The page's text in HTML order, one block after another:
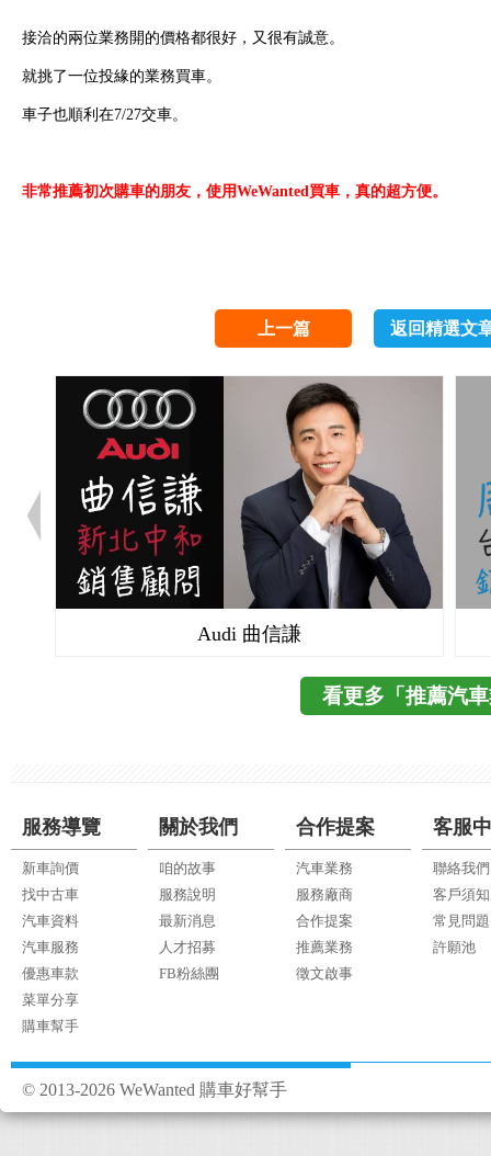
接洽的兩位業務開的價格都很好， 又很有誠意。
就挑了一位投緣的業務買車。
車子也順利在7/27交車。
非常推薦初次購車的朋友，使用WeWanted買車，真的超方便。
上一篇 返回精選文
Audi 曲信謙
看更多「推薦汽
服務導覽
新車詢價
找中古車
汽車資料
汽車服務
優惠車款
菜單分享
購車幫手
關於我們
咱的故事
服務說明
最新消息
人才招募
FB粉絲團
合作提案
汽車業務
服務廠商
合作提案
推薦業務
徵文啟事
客服
聯絡我們
客戶須知
常見問題
許願池
© 2013-2026 WeWanted 購車好幫手